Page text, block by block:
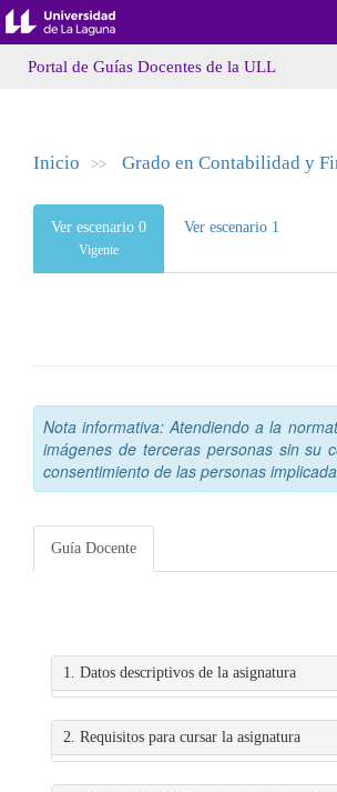
Portal de Guías Docentes de la ULL
Inicio >> Grado en Contabilidad y
Ver escenario 0
Vigente
Ver escenario 1
Nota informativa: Atendiendo a la
imágenes de terceras personas sin su
consentimiento de las personas
Guía Docente
1. Datos descriptivos de la asignatura
2. Requisitos para cursar la asignatura